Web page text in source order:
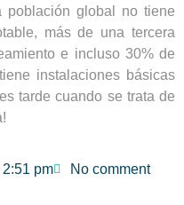
población global no tiene
más de una tercera
e incluso 30% de
instalaciones básicas
tarde cuando se trata de
2:51 pm No comment